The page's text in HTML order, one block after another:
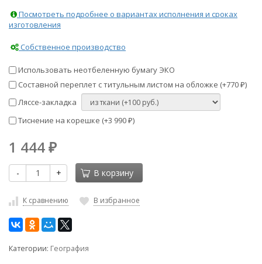
Посмотреть подробнее о вариантах исполнения и сроках
изготовления
Собственное производство
Использовать неотбеленную бумагу ЭКО
Составной переплет с титульным листом на обложке (+770 ₽)
Ляссе-закладка
Тиснение на корешке (+3 990 ₽)
1 444 ₽
- + В корзину
К сравнению В избранное
Категории: География